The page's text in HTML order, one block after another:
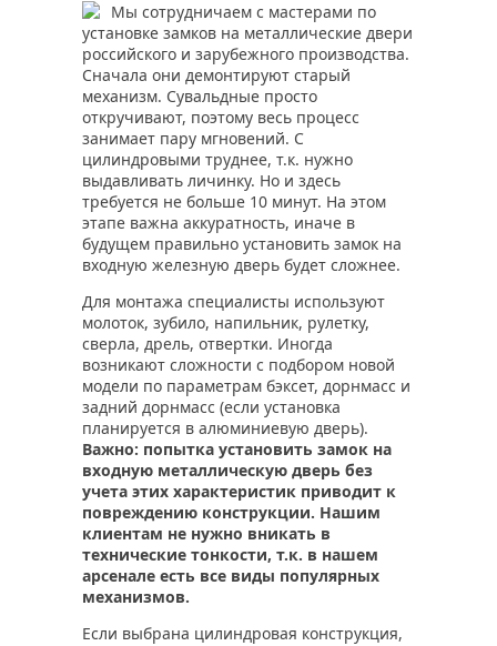
Мы сотрудничаем с мастерами по
установке замков на металлические двери
российского и зарубежного производства.
Сначала они демонтируют старый
механизм. Сувальдные просто
откручивают, поэтому весь процесс
занимает пару мгновений. С
цилиндровыми труднее, т.к. нужно
выдавливать личинку. Но и здесь
требуется не больше 10 минут. На этом
этапе важна аккуратность, иначе в
будущем правильно установить замок на
входную железную дверь будет сложнее.
Для монтажа специалисты используют
молоток, зубило, напильник, рулетку,
сверла, дрель, отвертки. Иногда
возникают сложности с подбором новой
модели по параметрам бэксет, дорнмасс и
задний дорнмасс (если установка
планируется в алюминиевую дверь).
Важно: попытка установить замок на
входную металлическую дверь без
учета этих характеристик приводит к
повреждению конструкции. Нашим
клиентам не нужно вникать в
технические тонкости, т.к. в нашем
арсенале есть все виды популярных
механизмов.
Если выбрана цилиндровая конструкция,